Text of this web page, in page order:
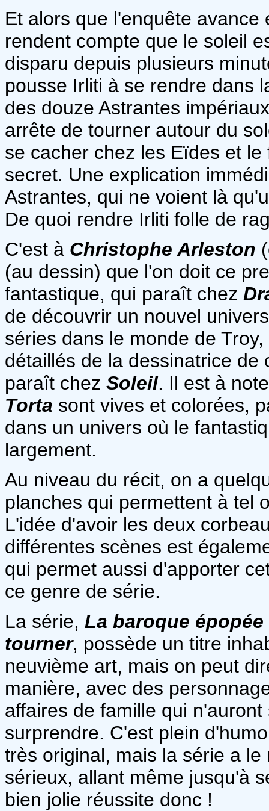
Et alors que l'enquête
rendent compte que le soleil
disparu depuis plusieurs
pousse Irliti à se rendre dans
des douze Astrantes
arrête de tourner autour du
se cacher chez les Eïdes et
secret. Une explication
Astrantes, qui ne voient là
De quoi rendre Irliti folle de
C'est à Christophe Arleston
(au dessin) que l'on doit ce
fantastique, qui paraît chez
de découvrir un nouvel
séries dans le monde de
détaillés de la dessinatrice
paraît chez Soleil. Il est à
Torta sont vives et colorées,
dans un univers où le
largement.
Au niveau du récit, on a
planches qui permettent à tel
L'idée d'avoir les deux
différentes scènes est
qui permet aussi d'apporter
ce genre de série.
La série, La baroque
tourner, possède un titre
neuvième art, mais on peut
manière, avec des
affaires de famille qui
surprendre. C'est plein
très original, mais la série a
sérieux, allant même jusqu'à
bien jolie réussite donc !